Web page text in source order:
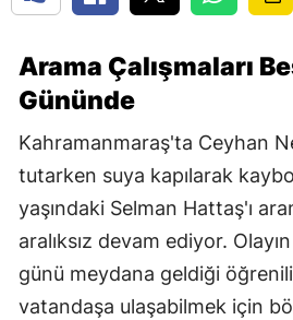
Arama Çalışmaları
Gününde
Kahramanmaraş'ta Ceyhan
tutarken suya kapılarak
yaşındaki Selman Hattaş'ı
aralıksız devam ediyor.
günü meydana geldiği
vatandaşa ulaşabilmek için